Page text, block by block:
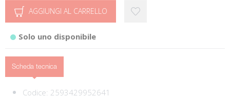
AGGIUNGI AL CARRELLO
Solo uno disponibile
Scheda tecnica
Codice: 2593429952641